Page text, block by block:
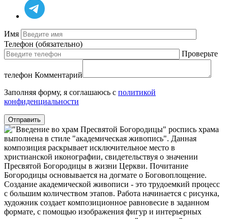
Имя
Телефон (обязательно)
Проверьте
телефон Комментарий
Заполняя форму, я соглашаюсь с политикой
конфиденциальности